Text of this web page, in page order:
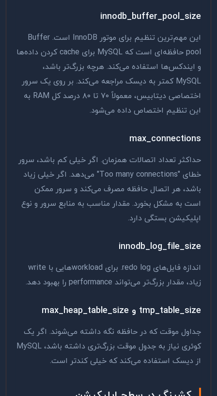
innodb_buffer_pool_size
این مهم‌ترین تنظیم برای موتور InnoDB است. Buffer
pool حافظه‌ای است که MySQL برای cache کردن داده‌ها
و ایندکس‌ها استفاده می‌کند. هرچه بزرگ‌تر باشد،
MySQL کمتر به دیسک مراجعه می‌کند. بر روی یک سرور
اختصاصی دیتابیس، معمولاً ۷۰ تا ۸۰ درصد کل RAM به
این تنظیم اختصاص داده می‌شود.
max_connections
حداکثر تعداد اتصالات همزمان. اگر خیلی کم باشد، سرور
خطای "Too many connections" می‌دهد. اگر خیلی زیاد
باشد، هر اتصال حافظه مصرف می‌کند و سرور ممکن
است به مشکل بخورد. مقدار مناسب به منابع سرور و نوع
اپلیکیشن بستگی دارد.
innodb_log_file_size
اندازه فایل‌های redo log. برای workloadهایی با write
زیاد، مقدار بزرگ‌تر می‌تواند performance را بهبود دهد.
tmp_table_size و max_heap_table_size
جداول موقت که در حافظه نگه داشته می‌شوند. اگر یک
کوئری نیاز به جدول موقت بزرگ‌تری داشته باشد، MySQL
از دیسک استفاده می‌کند که خیلی کندتر است.